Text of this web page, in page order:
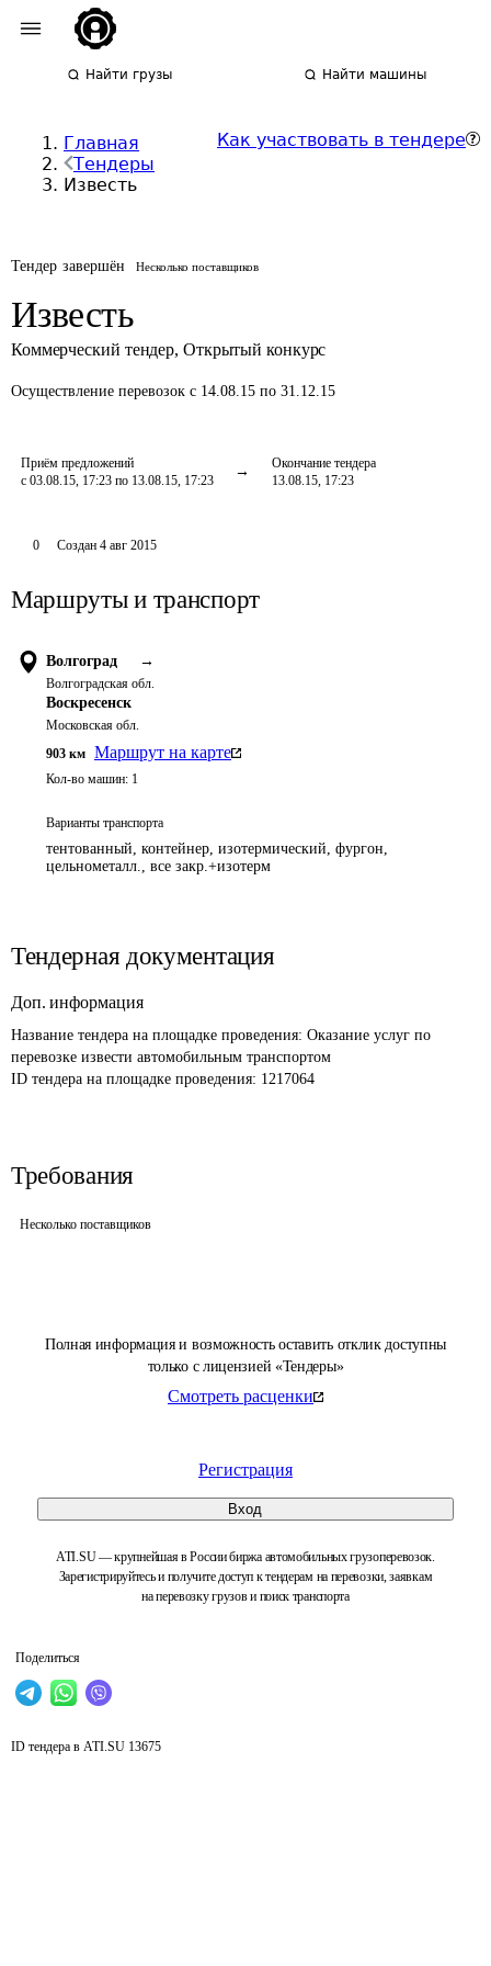
Найти грузы Найти машины
Главная
Тендеры
Известь
Как участвовать в тендере
Тендер завершён Несколько поставщиков
Известь
Коммерческий тендер, Открытый конкурс
Осуществление перевозок с 14.08.15 по 31.12.15
Приём предложений
с 03.08.15, 17:23 по 13.08.15, 17:23
Окончание тендера
13.08.15, 17:23
Полная информация и возможность оставить отклик доступны
только с лицензией «Тендеры»
Смотреть расценки
Регистрация
Вход
ATI.SU — крупнейшая в России биржа автомобильных грузоперевозок.
Зарегистрируйтесь и получите доступ к тендерам на перевозки, заявкам
на перевозку грузов и поиск транспорта
Поделиться
0 Создан 4 авг 2015
Маршруты и транспорт
Волгоград →
Волгоградская обл.
Воскресенск
Московская обл.
903 км Маршрут на карте
Кол-во машин: 1
Варианты транспорта
тентованный, контейнер, изотермический, фургон,
цельнометалл., все закр.+изотерм
Тендерная документация
Доп. информация
Название тендера на площадке проведения: Оказание услуг по
перевозке извести автомобильным транспортом
ID тендера на площадке проведения: 1217064
Требования
Несколько поставщиков
ID тендера в ATI.SU 13675